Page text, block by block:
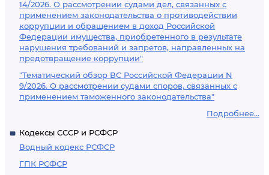
14/2026. О рассмотрении судами дел, связанных с
применением законодательства о противодействии
коррупции и обращением в доход Российской
Федерации имущества, приобретенного в результате
нарушения требований и запретов, направленных на
предотвращение коррупции"
"Тематический обзор ВС Российской Федерации N
9/2026. О рассмотрении судами споров, связанных с
применением таможенного законодательства"
Подробнее...
Кодексы СССР и РСФСР
Водный кодекс РСФСР
ГПК РСФСР